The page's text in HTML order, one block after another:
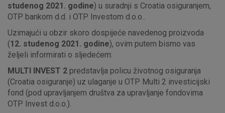
studenog 2021. godine) u suradnji s Croatia osiguranjem,
OTP bankom d.d. i OTP Investom d.o.o..
Uzimajući u obzir skoro dospijeće navedenog proizvoda
(12. studenog 2021. godine), ovim putem bismo vas
željeli informirati o sljedećem:
MULTI INVEST 2 predstavlja policu životnog osiguranja
(Croatia osiguranje) uz ulaganje u OTP Multi 2 investicijski
fond (pod upravljanjem društva za upravljanje fondovima
OTP Invest d.o.o.).